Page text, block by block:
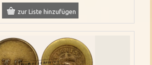
zur Liste hinzufügen